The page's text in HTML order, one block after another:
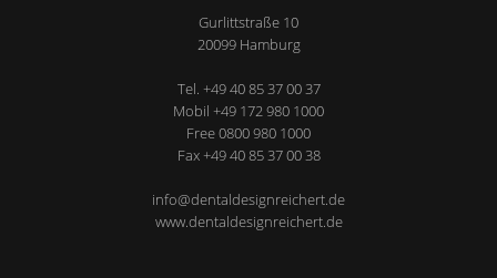
Gurlittstraße 10
20099 Hamburg
Tel. +49 40 85 37 00 37
Mobil +49 172 980 1000
Free0800 980 1000
Fax+49 40 85 37 00 38
info@dentaldesignreichert.de
www.dentaldesignreichert.de